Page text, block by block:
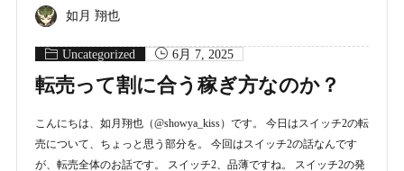
如月 翔也
Uncategorized 6月 7, 2025
転売って割に合う稼ぎ方なのか？
こんにちは、如月翔也（@showya_kiss）です。 今日はスイッチ2の転
売について、ちょっと思う部分を。 今回はスイッチ2の話なんです
が、転売全体のお話です。 スイッチ2、品薄ですね。 スイッチ2の発